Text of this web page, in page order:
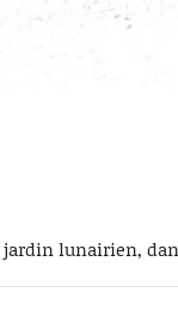
lunairien,